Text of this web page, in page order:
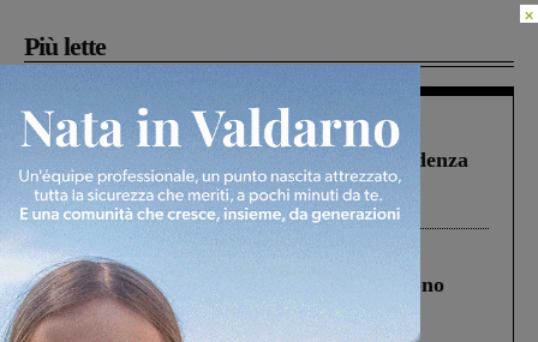
Più lette
Figline Incisa Valdarno 1 Agosto 2026
Piscina di Figline finanziata oltre la scadenza
Pnrr, il gruppo di Fratelli d’Italia: “Un
ringraziamento al Governo”
Cronaca 4 Agosto 2026
Un anno fa la strage in A1 in cui morirono
Gianni, Giulia e Franco. Lo schianto, il
processo, lo stop ai sorpassi fra tir....
×